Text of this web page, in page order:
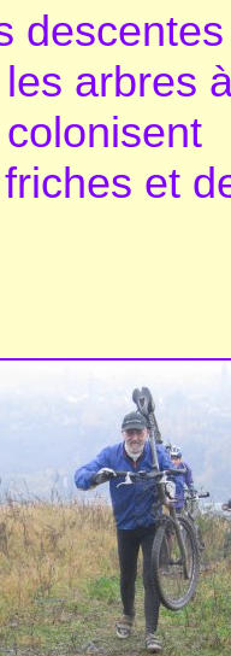
descentes
arbres
et